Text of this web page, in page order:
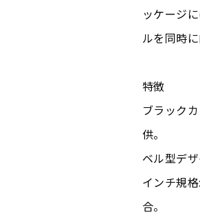
ッケージ
ルを同時に
特徴
ブラック
供。
ベル型デ
インチ規
合。